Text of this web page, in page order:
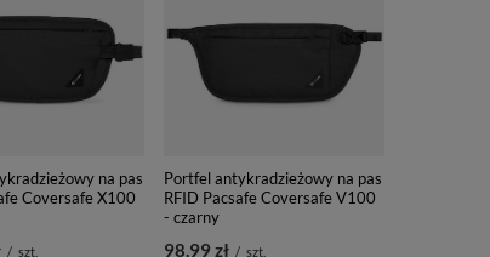
na pas
Coversafe X100
/ szt.
Portfel antykradzieżowy na pas
RFID Pacsafe Coversafe V100
- czarny
98,99 zł / szt.